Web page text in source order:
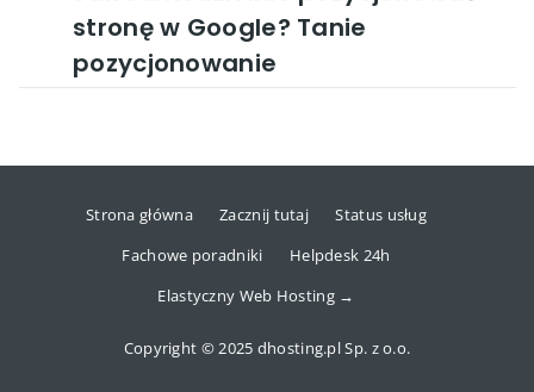
stronę w Google? Tanie
pozycjonowanie
Strona główna Zacznij tutaj
Status usług
Fachowe poradniki
Helpdesk 24h
Elastyczny Web Hosting →
Copyright © 2025 dhosting.pl Sp. z o.o.